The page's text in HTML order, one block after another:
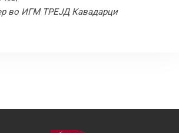
во ИГМ ТРЕЈД Кавадарци